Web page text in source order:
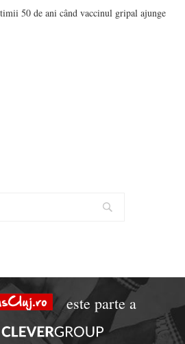
50 de ani când vaccinul gripal ajunge
este parte a